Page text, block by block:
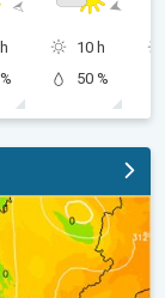
10 h
50 %
suho. . .